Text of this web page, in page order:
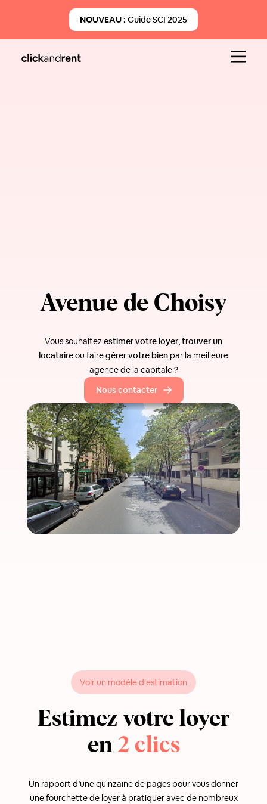
NOUVEAU : Guide SCI 2025
Avenue de Choisy
Vous souhaitezestimer votre loyer,trouver un
locataireou fairegérer votre bien par la meilleure
agence de la capitale ?
Nous contacter
Voir un modèle d'estimation
Estimez votre loyer
en 2 clics
Un rapport d’une quinzaine de pages pour vous donner
une fourchette de loyer à pratiquer avec de nombreux